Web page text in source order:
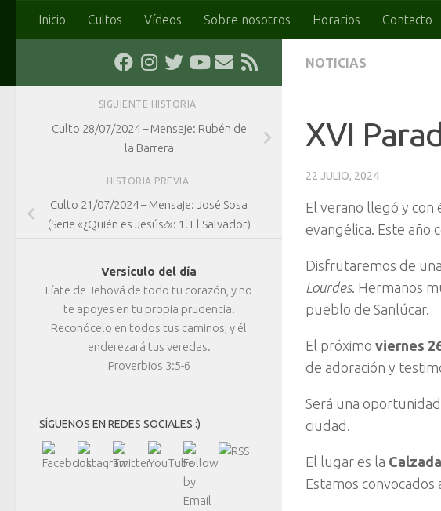
Saltar al contenido
Inicio Cultos Vídeos Sobre nosotros Horarios Contacto
NOTICIAS
XVI
22 JULIO, 2024
El verano llegó y con
evangélica. Este año
Disfrutaremos de
Lourdes. Hermanos
pueblo de Sanlúcar.
El próximo viernes
de adoración y
Será una
ciudad.
El lugar es la
Estamos convocados
SIGUIENTE HISTORIA
Culto 28/07/2024 – Mensaje: Rubén de
la Barrera
HISTORIA PREVIA
Culto 21/07/2024 – Mensaje: José Sosa
(Serie «¿Quién es Jesús?»: 1. El Salvador)
Versículo del día
Fíate de Jehová de todo tu corazón, y no
te apoyes en tu propia prudencia.
Reconócelo en todos tus caminos, y él
enderezará tus veredas.
Proverbios 3:5-6
SÍGUENOS EN REDES SOCIALES :)